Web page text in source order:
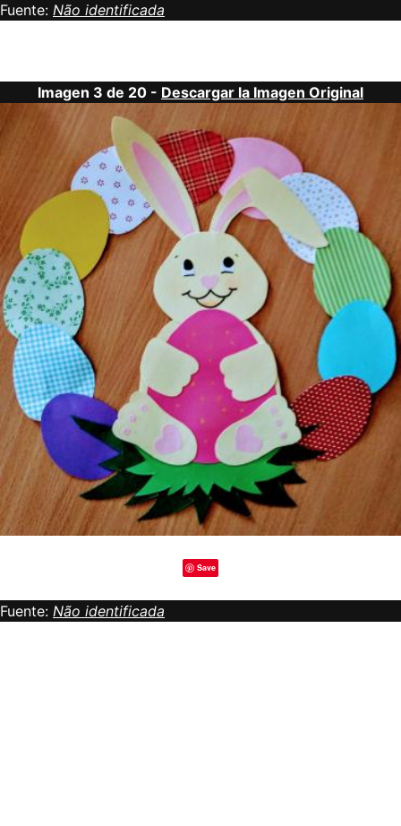
Fuente: Não identificada
Imagen 3 de 20 - Descargar la Imagen Original
Save
Fuente: Não identificada